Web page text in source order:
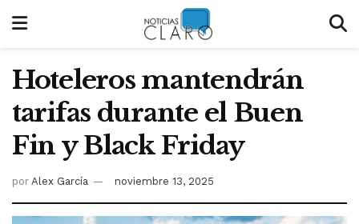
Hoteleros mantendrán
tarifas durante el Buen
Fin y Black Friday
por Alex García noviembre 13, 2025